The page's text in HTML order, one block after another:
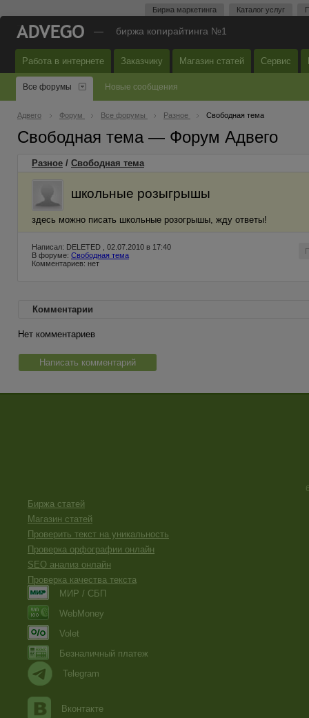
Биржа маркетинга Каталог услуг
— биржа копирайтинга №1
Работа в интернете Заказчику Магазин статей Сервис
Все форумы Новые сообщения
Адвего Форум Все форумы Разное Свободная тема
Свободная тема — Форум Адвего
Разное / Свободная тема
школьные розыгрышы
здесь можно писать школьные розогрышы, жду ответы!
Написал: DELETED , 02.07.2010 в 17:40
В форуме: Свободная тема
Комментариев: нет
Комментарии
Нет комментариев
Написать комментарий
Биржа статей
Магазин статей
Проверить текст на уникальность
Проверка орфографии онлайн
SEO анализ онлайн
Проверка качества текста
МИР / СБП
WebMoney
Volet
Безналичный платеж
Telegram
Вконтакте